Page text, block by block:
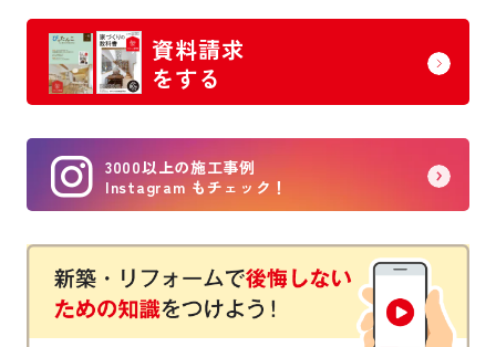
資料請求
をする
3000以上の施工事例
Instagram もチェック！